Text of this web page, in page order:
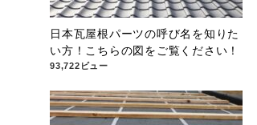
日本瓦屋根パーツの呼び名を知りた
い方！こちらの図をご覧ください！
93,722ビュー